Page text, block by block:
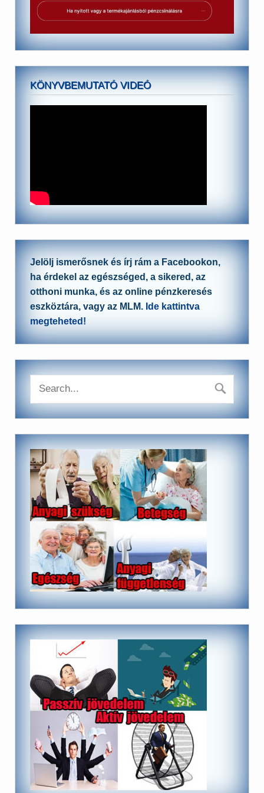
KÖNYVBEMUTATÓ VIDEÓ
Jelölj ismerősnek és írj rám a Facebookon,
ha érdekel az egészséged, a sikered, az
otthoni munka, és az online pénzkeresés
eszköztára, vagy az MLM. Ide kattintva
megteheted!